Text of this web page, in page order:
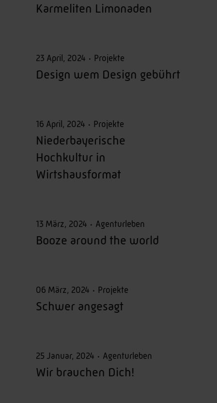
Karmeliten Limonaden
23 April, 2024 Projekte
Design wem Design gebührt
16 April, 2024 Projekte
Niederbayerische
Hochkultur in
Wirtshausformat
13 März, 2024 Agenturleben
Booze around the world
06 März, 2024 Projekte
Schwer angesagt
25 Januar, 2024 Agenturleben
Wir brauchen Dich!